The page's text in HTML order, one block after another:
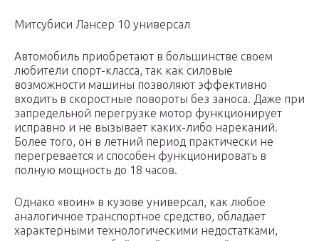
Митсубиси Лансер 10 универсал
Автомобиль приобретают в большинстве своем
любители спорт-класса, так как силовые
возможности машины позволяют эффективно
входить в скоростные повороты без заноса. Даже при
запредельной перегрузке мотор функционирует
исправно и не вызывает каких-либо нареканий.
Более того, он в летний период практически не
перегревается и способен функционировать в
полную мощность до 18 часов.
Однако «воин» в кузове универсал, как любое
аналогичное транспортное средство, обладает
характерными технологическими недостатками,